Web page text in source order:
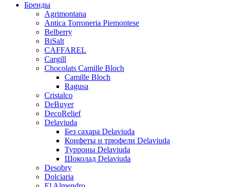
Бренды
Agrimontana
Antica Torroneria Piemontese
Belberry
BiSalt
CAFFAREL
Cargill
Chocolats Camille Bloch
Camille Bloch
Ragusa
Cristalco
DeBuyer
DecoRelief
Delaviuda
Без сахара Delaviuda
Конфеты и трюфели Delaviuda
Турроны Delaviuda
Шоколад Delaviuda
Desobry
Dolciaria